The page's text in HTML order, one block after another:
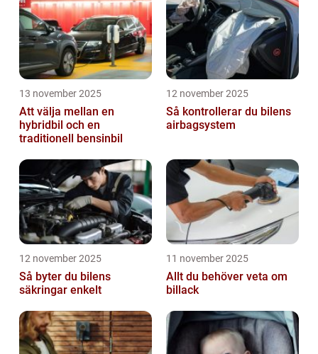
13 november 2025
Att välja mellan en
hybridbil och en
traditionell bensinbil
12 november 2025
Så kontrollerar du bilens
airbagsystem
12 november 2025
Så byter du bilens
säkringar enkelt
11 november 2025
Allt du behöver veta om
billack